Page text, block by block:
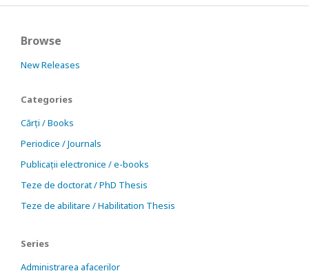
Browse
New Releases
Categories
Cărți / Books
Periodice / Journals
Publicații electronice / e-books
Teze de doctorat / PhD Thesis
Teze de abilitare / Habilitation Thesis
Series
Administrarea afacerilor